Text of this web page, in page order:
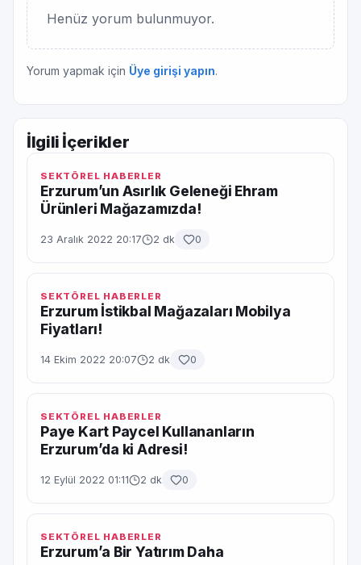
Henüz yorum bulunmuyor.
Yorum yapmak için Üye girişi yapın.
İlgili İçerikler
SEKTÖREL HABERLER
Erzurum’un Asırlık Geleneği Ehram
Ürünleri Mağazamızda!
23 Aralık 2022 20:17 2 dk 0
SEKTÖREL HABERLER
Erzurum İstikbal Mağazaları Mobilya
Fiyatları!
14 Ekim 2022 20:07 2 dk 0
SEKTÖREL HABERLER
Paye Kart Paycel Kullananların
Erzurum’da ki Adresi!
12 Eylül 2022 01:11 2 dk 0
SEKTÖREL HABERLER
Erzurum’a Bir Yatırım Daha